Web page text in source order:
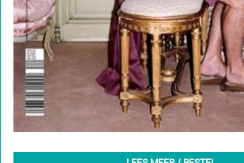
DAMN° 82 – SUMMER 2022